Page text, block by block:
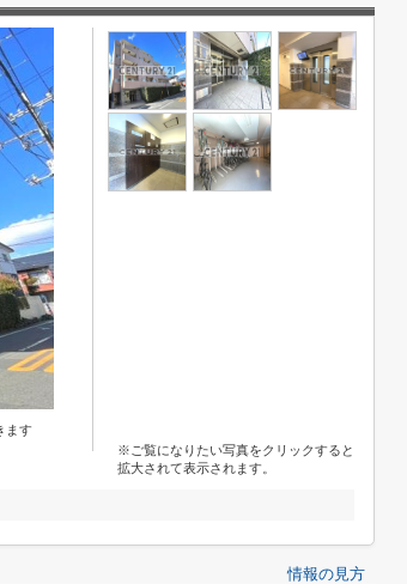
ます
※ご覧になりたい写真をクリックすると
拡大されて表示されます。
情報の見方